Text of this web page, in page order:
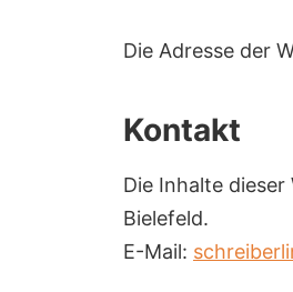
Die Adresse der
Kontakt
Die Inhalte
Bielefeld.
E-Mail: